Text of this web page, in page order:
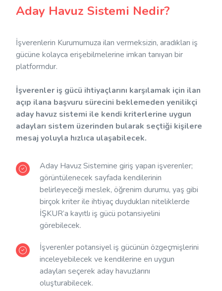
Aday Havuz Sistemi Nedir?
İşverenlerin Kurumumuza ilan vermeksizin, aradıkları iş
gücüne kolayca erişebilmelerine imkan tanıyan bir
platformdur.
İşverenler iş gücü ihtiyaçlarını karşılamak için ilan
açıp ilana başvuru sürecini beklemeden yenilikçi
aday havuz sistemi ile kendi kriterlerine uygun
adayları sistem üzerinden bularak seçtiği kişilere
mesaj yoluyla hızlıca ulaşabilecek.
Aday Havuz Sistemine giriş yapan işverenler;
görüntülenecek sayfada kendilerinin
belirleyeceği meslek, öğrenim durumu, yaş gibi
birçok kriter ile ihtiyaç duydukları niteliklerde
İŞKUR’a kayıtlı iş gücü potansiyelini
görebilecek.
İşverenler potansiyel iş gücünün özgeçmişlerini
inceleyebilecek ve kendilerine en uygun
adayları seçerek aday havuzlarını
oluşturabilecek.